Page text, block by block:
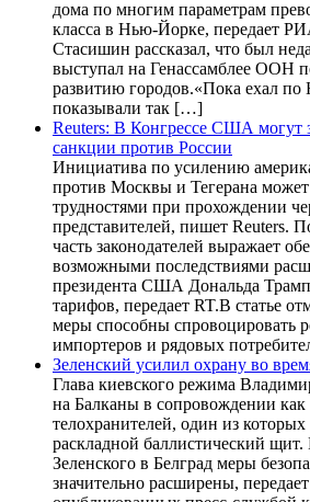
дома по многим параметрам
класса в Нью-Йорке, передает
Стасишин рассказал, что был
выступал на Генассамблее ООН
развитию городов.«Пока ехал
показывали так […]
Reuters: В Конгрессе США могут
санкции против России
Инициатива по усилению
против Москвы и Тегерана может
трудностями при прохождении
представителей, пишет Reuters.
часть законодателей выражает
возможными последствиями
президента США Дональда
тарифов, передает RT.В статье
меры способны спровоцировать
импортеров и рядовых
Зеленский усилил охрану во
Глава киевского режима
на Балканы в сопровождении
телохранителей, один из
раскладной баллистический щит.
Зеленского в Белград меры
значительно расширены,